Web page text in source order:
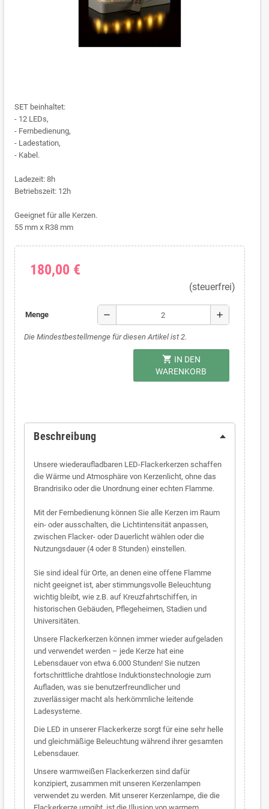
SET beinhaltet:
- 12 LEDs,
- Fernbedienung,
- Ladestation,
- Kabel.
Ladezeit: 8h
Betriebszeit: 12h
Geeignet für alle Kerzen.
55 mm x R38 mm
180,00 €
(steuerfrei)
Menge remove add
Die Mindestbestellmenge für diesen Artikel ist 2.
shopping_cart IN DEN
WARENKORB
Beschreibung
Unsere wiederaufladbaren LED-Flackerkerzen schaffen
die Wärme und Atmosphäre von Kerzenlicht, ohne das
Brandrisiko oder die Unordnung einer echten Flamme.
Mit der Fernbedienung können Sie alle Kerzen im Raum
ein- oder ausschalten, die Lichtintensität anpassen,
zwischen Flacker- oder Dauerlicht wählen oder die
Nutzungsdauer (4 oder 8 Stunden) einstellen.
Sie sind ideal für Orte, an denen eine offene Flamme
nicht geeignet ist, aber stimmungsvolle Beleuchtung
wichtig bleibt, wie z.B. auf Kreuzfahrtschiffen, in
historischen Gebäuden, Pflegeheimen, Stadien und
Universitäten.
Unsere Flackerkerzen können immer wieder aufgeladen
und verwendet werden – jede Kerze hat eine
Lebensdauer von etwa 6.000 Stunden! Sie nutzen
fortschrittliche drahtlose Induktionstechnologie zum
Aufladen, was sie benutzerfreundlicher und
zuverlässiger macht als herkömmliche leitende
Ladesysteme.
Die LED in unserer Flackerkerze sorgt für eine sehr helle
und gleichmäßige Beleuchtung während ihrer gesamten
Lebensdauer.
Unsere warmweißen Flackerkerzen sind dafür
konzipiert, zusammen mit unseren Kerzenlampen
verwendet zu werden. Mit unserer Kerzenlampe, die die